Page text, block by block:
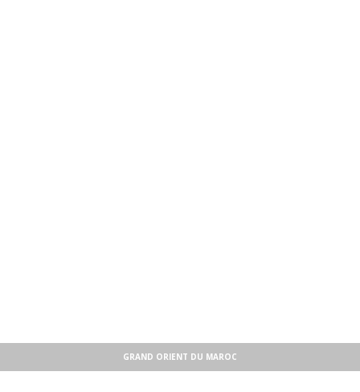
GRAND ORIENT DU MAROC